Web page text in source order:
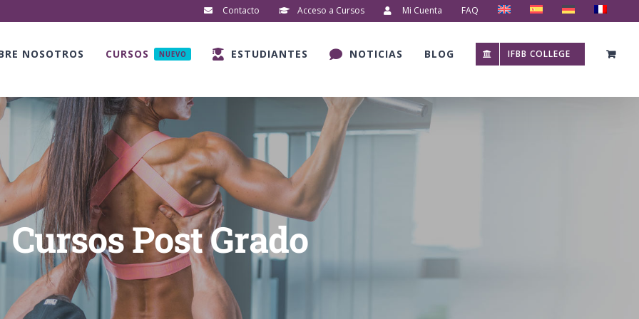
Contacto Acceso a Cursos Mi Cuenta FAQ
NOSOTROS CURSOS NUEVO ESTUDIANTES NOTICIAS BLOG IFBB COLLEGE
Cursos Post Grado